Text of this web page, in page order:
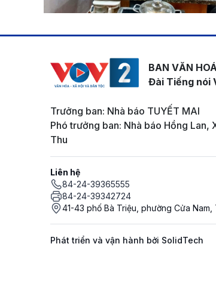
BAN VĂN
Đài Tiếng nói
Trưởng ban: Nhà báo TUYẾT MAI
Phó trưởng ban: Nhà báo Hồng Lan,
Thu
Liên hệ
84-24-39365555
84-24-39342724
41-43 phố Bà Triệu, phường Cửa Nam,
Phát triển và vận hành bởi SolidTech